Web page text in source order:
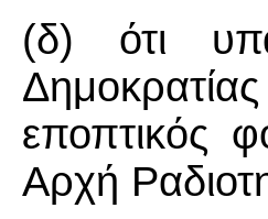
(δ) ότι
εποπτικός
Αρχή